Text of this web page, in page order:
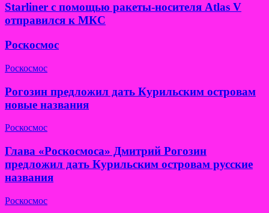
Starliner с помощью ракеты-носителя Atlas V
отправился к МКС
Роскосмос
Роскосмос
Рогозин предложил дать Курильским островам
новые названия
Роскосмос
Глава «Роскосмоса» Дмитрий Рогозин
предложил дать Курильским островам русские
названия
Роскосмос